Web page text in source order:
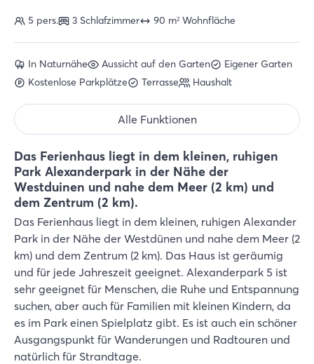
Das Ferienhaus liegt in dem kleinen, ruhigen
Park Alexanderpark in der Nähe der
Westduinen und nahe dem Meer (2 km) und
dem Zentrum (2 km).
Das Ferienhaus liegt in dem kleinen, ruhigen Alexander
Park in der Nähe der Westdünen und nahe dem Meer (2
km) und dem Zentrum (2 km). Das Haus ist geräumig
und für jede Jahreszeit geeignet. Alexanderpark 5 ist
sehr geeignet für Menschen, die Ruhe und Entspannung
suchen, aber auch für Familien mit kleinen Kindern, da
es im Park einen Spielplatz gibt. Es ist auch ein schöner
Ausgangspunkt für Wanderungen und Radtouren und
natürlich für Strandtage.
In Naturnähe Aussicht auf den Garten
Eigener Garten
Kostenlose Parkplätze
Terrasse Haushalt
Alle Funktionen
5 pers. 3 Schlafzimmer 90 m² Wohnfläche